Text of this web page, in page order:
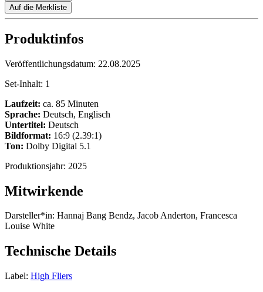
Auf die Merkliste
Produktinfos
Veröffentlichungsdatum: 22.08.2025
Set-Inhalt: 1
Laufzeit: ca. 85 Minuten
Sprache: Deutsch, Englisch
Untertitel: Deutsch
Bildformat: 16:9 (2.39:1)
Ton: Dolby Digital 5.1
Produktionsjahr: 2025
Mitwirkende
Darsteller*in: Hannaj Bang Bendz, Jacob Anderton, Francesca
Louise White
Technische Details
Label: High Fliers